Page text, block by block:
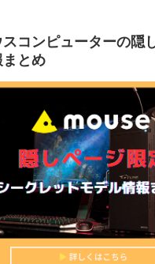
スコンピューターの隠
とめ